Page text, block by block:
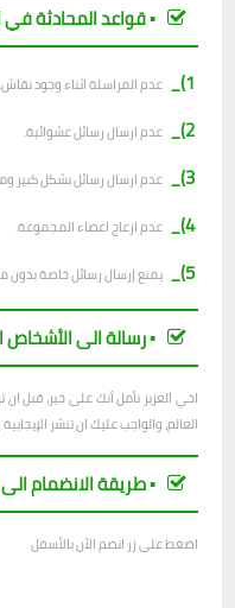
▪︎ قواعد المحادثة في
1)_
عدم المراسلة اثناء وجود نقاش.
2)_ عدم ارسال رسائل عشوائية.
3)_ عدم ارسال رسائل بشكل كبير
4)_ عدم ازعاج اعضاء المجموعة.
5)_ يمنع إرسال رسائل خاصة
▪︎ رسالة الى الأشخاص
اخي العزيز نأمل أنك على خير، قبل
العالم، والواجب عليك ان تنشر
▪︎ طريقة الانضمام
اضغط على زر انضم الآن بالأسفل